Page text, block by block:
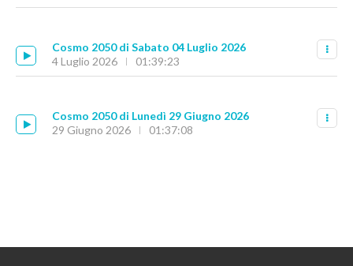
Cosmo 2050 di Sabato 04 Luglio 2026
4 Luglio 2026
01:39:23
Cosmo 2050 di Lunedì 29 Giugno 2026
29 Giugno 2026
01:37:08